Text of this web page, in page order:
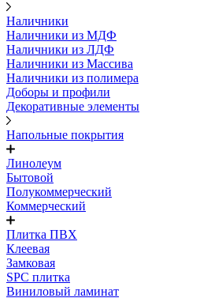
Наличники
Наличники из МДФ
Наличники из ЛДФ
Наличники из Массива
Наличники из полимера
Доборы и профили
Декоративные элементы
Напольные покрытия
Линолеум
Бытовой
Полукоммерческий
Коммерческий
Плитка ПВХ
Клеевая
Замковая
SPC плитка
Виниловый ламинат